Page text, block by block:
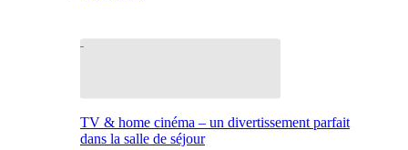
TV & home cinéma – un divertissement parfait
dans la salle de séjour